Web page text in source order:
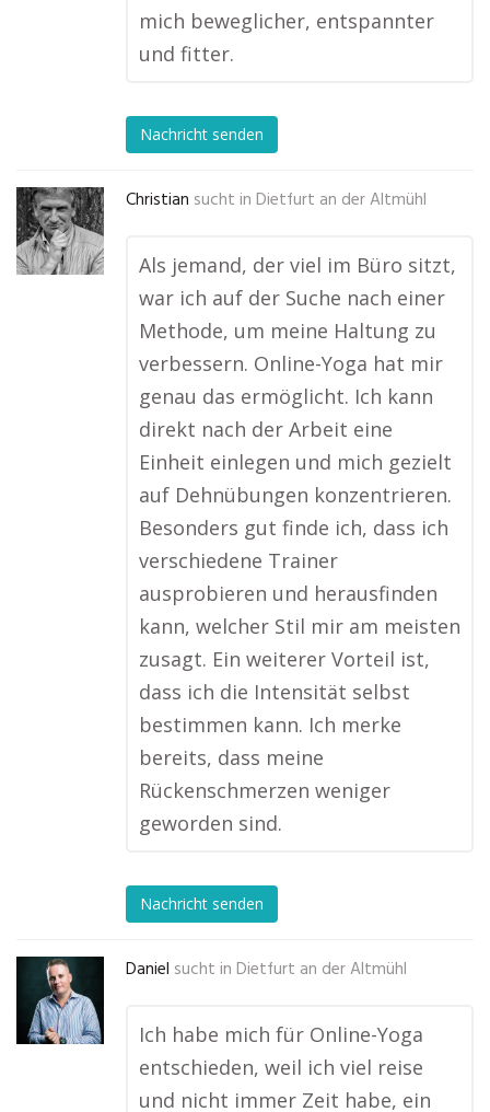
mich beweglicher, entspannter
und fitter.
Nachricht senden
Christian sucht in Dietfurt an der Altmühl
Als jemand, der viel im Büro sitzt,
war ich auf der Suche nach einer
Methode, um meine Haltung zu
verbessern. Online-Yoga hat mir
genau das ermöglicht. Ich kann
direkt nach der Arbeit eine
Einheit einlegen und mich gezielt
auf Dehnübungen konzentrieren.
Besonders gut finde ich, dass ich
verschiedene Trainer
ausprobieren und herausfinden
kann, welcher Stil mir am meisten
zusagt. Ein weiterer Vorteil ist,
dass ich die Intensität selbst
bestimmen kann. Ich merke
bereits, dass meine
Rückenschmerzen weniger
geworden sind.
Nachricht senden
Daniel sucht in Dietfurt an der Altmühl
Ich habe mich für Online-Yoga
entschieden, weil ich viel reise
und nicht immer Zeit habe, ein